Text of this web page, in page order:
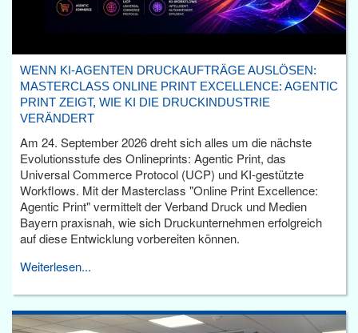
WENN KI-AGENTEN DRUCKAUFTRÄGE AUSLÖSEN:
MASTERCLASS ONLINE PRINT EXCELLENCE: AGENTIC
PRINT ZEIGT, WIE KI DIE DRUCKINDUSTRIE
VERÄNDERT
Am 24. September 2026 dreht sich alles um die nächste
Evolutionsstufe des Onlineprints: Agentic Print, das
Universal Commerce Protocol (UCP) und KI-gestützte
Workflows. Mit der Masterclass "Online Print Excellence:
Agentic Print" vermittelt der Verband Druck und Medien
Bayern praxisnah, wie sich Druckunternehmen erfolgreich
auf diese Entwicklung vorbereiten können.
Weiterlesen...